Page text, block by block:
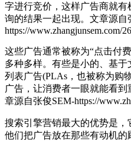
字进行竞价，这样广告商就
询的结果一起出现。 文章源自
https://www.zhangjunsem.com/
这些广告通常被称为“点击付
多种多样。有些是小的、基
列表广告(PLAs，也被称为购
广告，让消费者一眼就能看到
章源自张俊SEM-https://
搜索引擎营销最大的优势是
他们把广告放在那些有动机